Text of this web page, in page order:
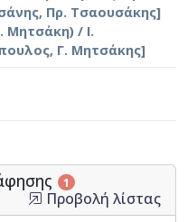
Πρ. Τσαουσάκης]
Μητσάκη) / Ι.
Γ. Μητσάκης]
1
Προβολή λίστας